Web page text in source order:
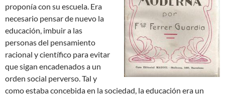
proponía con su escuela. Era
necesario pensar de nuevo la
educación, imbuir a las
personas del pensamiento
racional y científico para evitar
que sigan encadenados a un
orden social perverso. Tal y
como estaba concebida en la sociedad, la educación era un